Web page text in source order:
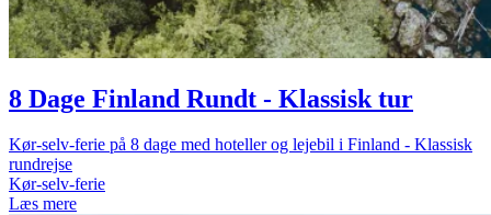
8 Dage Finland Rundt - Klassisk tur
Kør-selv-ferie på 8 dage med hoteller og lejebil i Finland - Klassisk
rundrejse
Kør-selv-ferie
Læs mere